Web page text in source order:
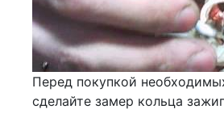
Перед покупкой
сделайте замер кольца